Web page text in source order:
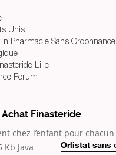
Unis
Pharmacie Sans Ordonnance
Lille
Forum
Achat Finasteride
chez l’enfant
Orlistat sans
pour
Java